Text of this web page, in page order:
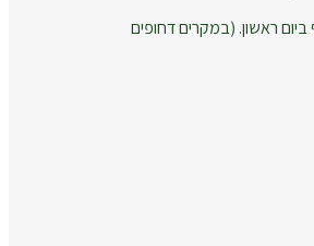
ביום ראשון. (במקרים דחופים